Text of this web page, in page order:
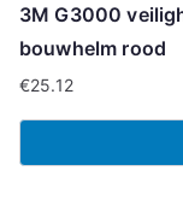
3M G3000
bouwhelm rood
€25.12